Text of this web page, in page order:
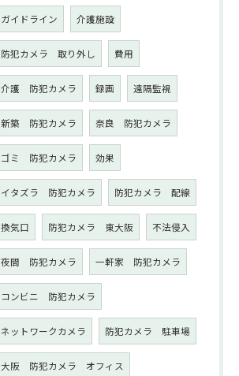
ガイドライン 介護施設
防犯カメラ 取り外し 費用
介護 防犯カメラ 録画 遠隔監視
新築 防犯カメラ 奈良 防犯カメラ
ゴミ 防犯カメラ 効果
イタズラ 防犯カメラ 防犯カメラ 配線
換気口 防犯カメラ 東大阪 不法侵入
夜間 防犯カメラ 一軒家 防犯カメラ
コンビニ 防犯カメラ
ネットワークカメラ 防犯カメラ 駐車場
大阪 防犯カメラ オフィス